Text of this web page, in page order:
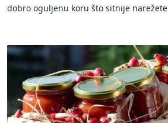
dobro oguljenu koru što sitnije narežete